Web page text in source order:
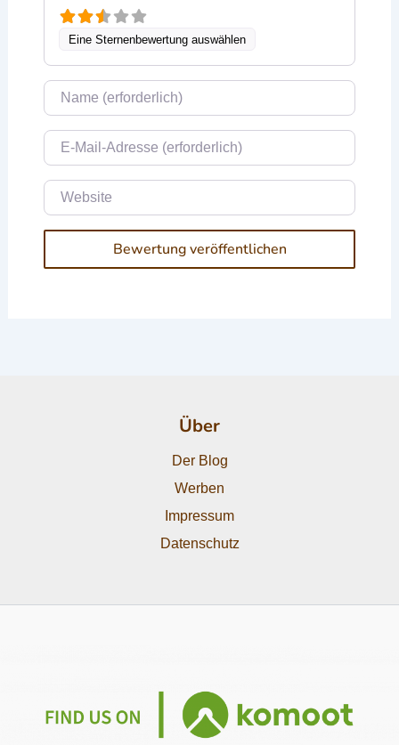
Eine Sternenbewertung auswählen
Name
E-Mail
Website
Über
Der Blog
Werben
Impressum
Datenschutz